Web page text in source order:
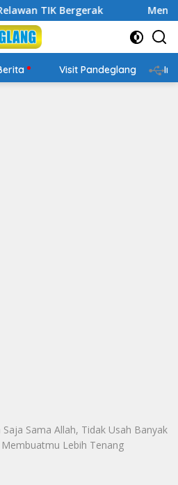
Mengenal
Visit Pandeglang
Saja Sama Allah, Tidak Usah Banyak
Lebih Tenang